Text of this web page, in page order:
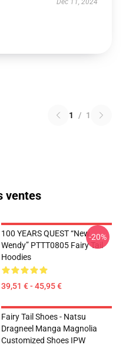
Dec 11, 2024
1 / 1
ventes
100 YEARS QUEST “New
Wendy” PTTT0805 Fairy Tail
Hoodies
39,51 € - 45,95 €
-20%
Fairy Tail Shoes - Natsu
Dragneel Manga Magnolia
Customized Shoes IPW